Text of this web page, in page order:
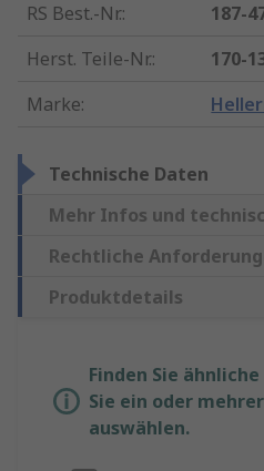
RS Best.-Nr.:
187-
Herst. Teile-Nr.:
170-
Marke:
Technische Daten
Mehr Infos und
Rechtliche
Produktdetails
Finden Sie
Sie ein oder
auswählen.